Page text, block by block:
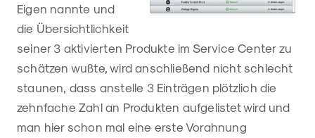
Eigen nannte und
die Übersichtlichkeit
seiner 3 aktivierten Produkte im Service Center zu
schätzen wußte, wird anschließend nicht schlecht
staunen, dass anstelle 3 Einträgen plötzlich die
zehnfache Zahl an Produkten aufgelistet wird und
man hier schon mal eine erste Vorahnung